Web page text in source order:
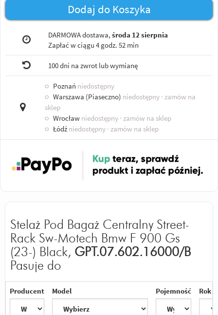
Dodaj do Koszyka
DARMOWA dostawa, środa 12 sierpnia
Zapłać w ciągu 4 godz. 52 min
100 dni na zwrot lub wymianę
○ Poznań niedostępny
○ Warszawa (Piaseczno) niedostępny · zamów na
sklep
○ Wrocław niedostępny · zamów na sklep
○ Łódź niedostępny · zamów na sklep
Stelaż Pod Bagaż Centralny Street-
Rack Sw-Motech Bmw F 900 Gs
(23-) Black, GPT.07.602.16000/B
Pasuje do
Producent Model Pojemność Rok